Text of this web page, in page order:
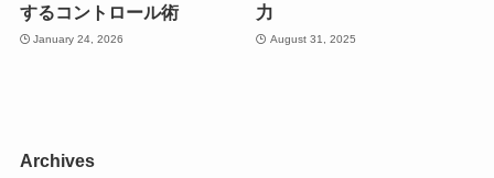
するコントロール術
January 24, 2026
力
August 31, 2025
Archives